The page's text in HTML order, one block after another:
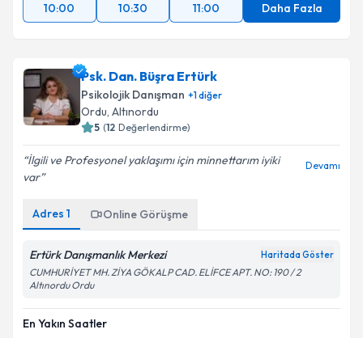
10:00
10:30 11:00 Daha Fazla
Psk. Dan. Büşra Ertürk
Psikolojik Danışman +1diğer
Ordu, Altınordu
5 (12 Değerlendirme)
İlgili ve Profesyonel yaklaşımı için minnettarım iyiki
var
Devamı
Adres 1 Online Görüşme
Ertürk Danışmanlık Merkezi Haritada Göster
CUMHURİYET MH. ZİYA GÖKALP CAD. ELİFCE APT. NO: 190 / 2
Altınordu Ordu
En Yakın Saatler